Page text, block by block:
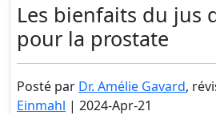
Les bienfaits du jus
pour la prostate
Posté par Dr. Amélie Gavard,
Einmahl | 2024-Apr-21